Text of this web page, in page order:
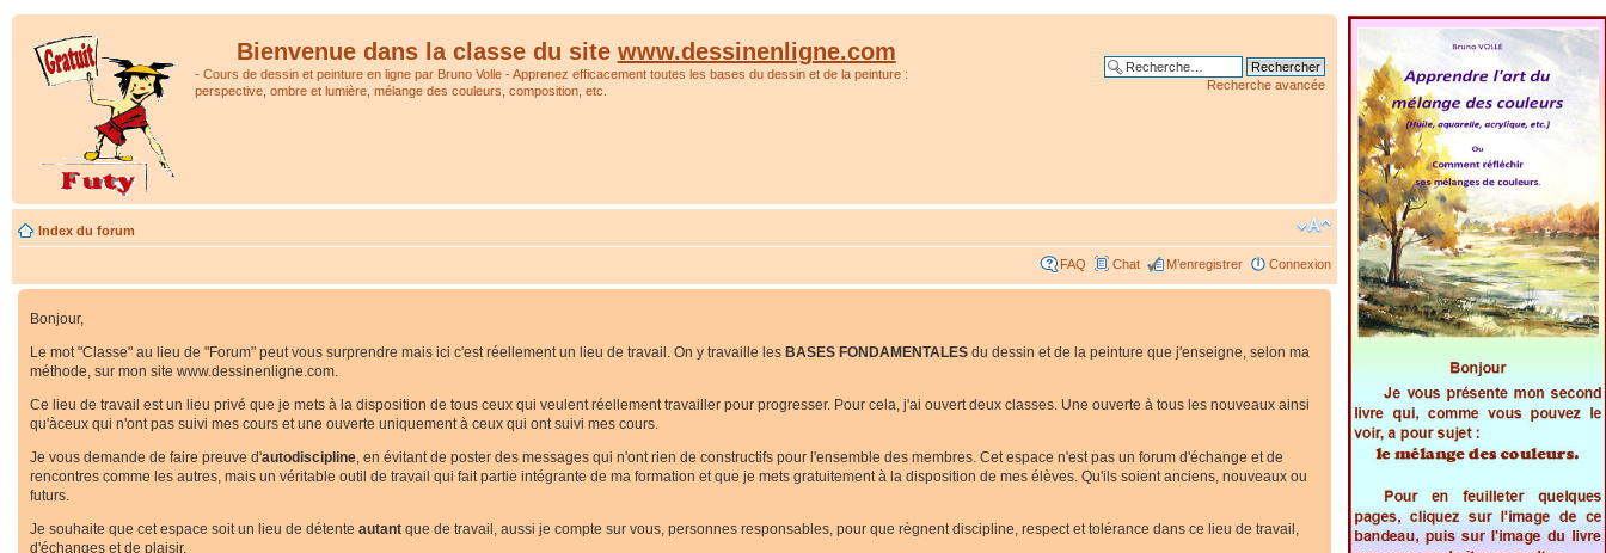
Bienvenue dans la classe du site www.dessinenligne.com
- Cours de dessin et peinture en ligne par Bruno Volle - Apprenez efficacement toutes les bases du dessin et de la peinture :
perspective, ombre et lumière, mélange des couleurs, composition, etc.
Recherche avancée
Index du forum
FAQ Chat M’enregistrer Connexion
Bonjour,
Le mot "Classe" au lieu de "Forum" peut vous surprendre mais ici c'est réellement un lieu de travail. On y travaille les BASES FONDAMENTALES du dessin et de la peinture que j'enseigne, selon ma
méthode, sur mon site www.dessinenligne.com.
Ce lieu de travail est un lieu privé que je mets à la disposition de tous ceux qui veulent réellement travailler pour progresser. Pour cela, j'ai ouvert deux classes. Une ouverte à tous les nouveaux ainsi
qu'àceux qui n'ont pas suivi mes cours et une ouverte uniquement à ceux qui ont suivi mes cours.
Je vous demande de faire preuve d'autodiscipline, en évitant de poster des messages qui n'ont rien de constructifs pour l'ensemble des membres. Cet espace n'est pas un forum d'échange et de
rencontres comme les autres, mais un véritable outil de travail qui fait partie intégrante de ma formation et que je mets gratuitement à la disposition de mes élèves. Qu'ils soient anciens, nouveaux ou
futurs.
Je souhaite que cet espace soit un lieu de détente autant que de travail, aussi je compte sur vous, personnes responsables, pour que règnent discipline, respect et tolérance dans ce lieu de travail,
d'échanges et de plaisir.